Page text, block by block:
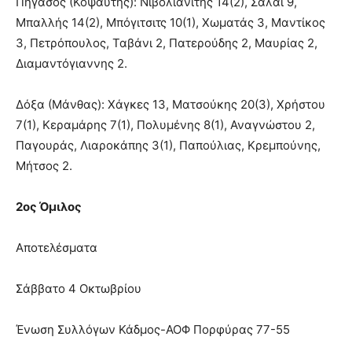
Μπαλλής 14(2), Μπόγιτσιτς 10(1), Χωματάς 3, Μαντίκος
3, Πετρόπουλος, Ταβάνι 2, Πατερούδης 2, Μαυρίας 2,
Διαμαντόγιαννης 2.
Δόξα (Μάνθας): Χάγκες 13, Ματσούκης 20(3), Χρήστου
7(1), Κεραμάρης 7(1), Πολυμένης 8(1), Αναγνώστου 2,
Παγουράς, Λιαροκάπης 3(1), Παπούλιας, Κρεμπούνης,
Μήτσος 2.
2ος Όμιλος
Αποτελέσματα
Σάββατο 4 Οκτωβρίου
Ένωση Συλλόγων Κάδμος-ΑΟΦ Πορφύρας 77-55